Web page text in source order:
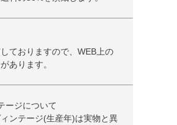
ておりますので、WEB上の
あります。
ージについて
ンテージ(生産年)は実物と異